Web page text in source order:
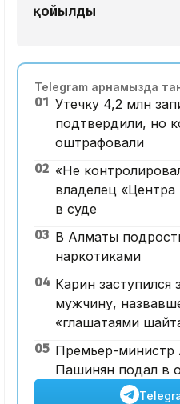
қойылды
Telegram арнамызда
01 Утечку 4,2 млн
подтвердили, но
оштрафовали
02 «Не
владелец «Центра
в суде
03 В Алматы
наркотиками
04 Карин заступился
мужчину,
«глашатаями
05 Премьер-
Пашинян подал в